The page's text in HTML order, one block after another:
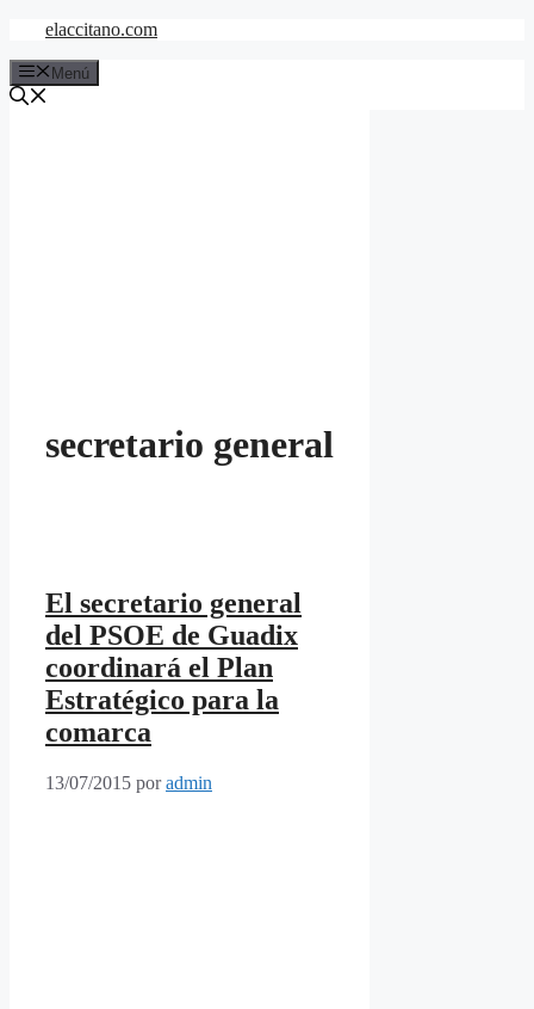
Saltar
contenido
elaccitano.com
Menú
secretario general
El secretario general
del PSOE de Guadix
coordinará el Plan
Estratégico para la
comarca
13/07/2015 poradmin